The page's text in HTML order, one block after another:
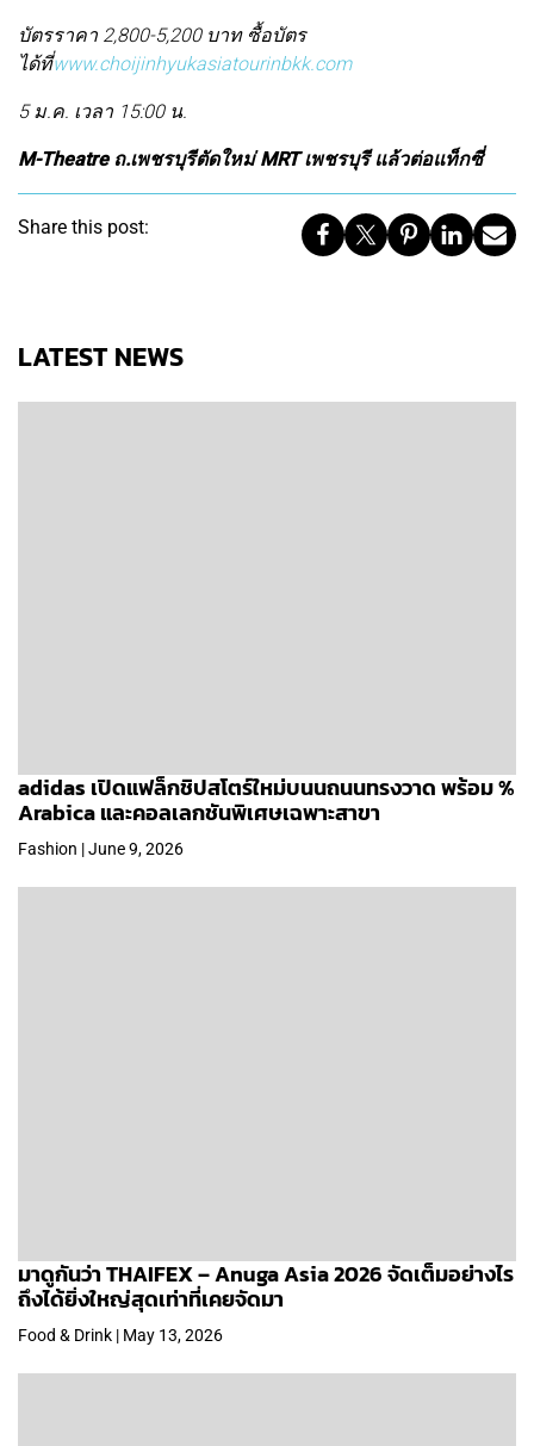
บัตรราคา 2,800-5,200 บาท ซื้อบัตร
ได้ที่www.choijinhyukasiatourinbkk.com
5 ม.ค. เวลา 15:00 น.
M-Theatre ถ.เพชรบุรีตัดใหม่ MRT เพชรบุรี แล้วต่อแท็กซี่
Share this post:
LATEST NEWS
adidas เปิดแฟล็กชิปสโตร์ใหม่บนนถนนทรงวาด พร้อม %
Arabica และคอลเลกชันพิเศษเฉพาะสาขา
Fashion | June 9, 2026
มาดูกันว่า THAIFEX – Anuga Asia 2026 จัดเต็มอย่างไร
ถึงได้ยิ่งใหญ่สุดเท่าที่เคยจัดมา
Food & Drink | May 13, 2026